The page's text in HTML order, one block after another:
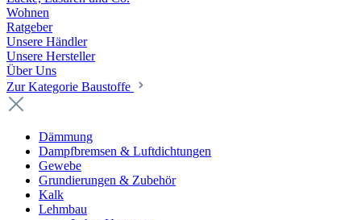
Wohnen
Ratgeber
Unsere Händler
Unsere Hersteller
Über Uns
Zur Kategorie Baustoffe
Dämmung
Dampfbremsen & Luftdichtungen
Gewebe
Grundierungen & Zubehör
Kalk
Lehmbau